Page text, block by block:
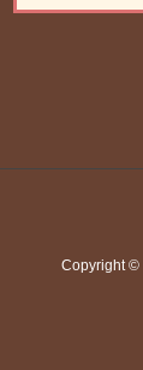
Copyright©